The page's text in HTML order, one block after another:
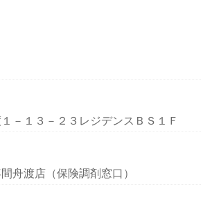
－１３－２３レジデンスＢＳ１Ｆ
舟渡店（保険調剤窓口）